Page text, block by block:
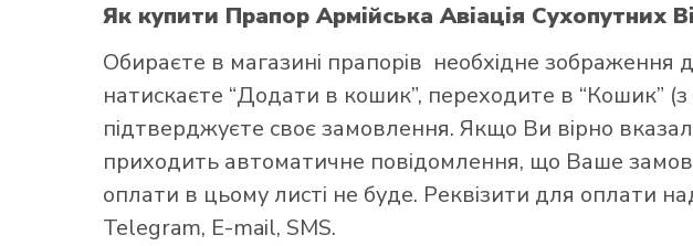
Як купити Прапор Армійська Авіація Сухопутних
Обираєте в магазині прапорів необхідне зображення
натискаєте “Додати в кошик”, переходите в “Кошик” (з
підтверджуєте своє замовлення. Якщо Ви вірно
приходить автоматичне повідомлення, що Ваше
оплати в цьому листі не буде. Реквізити для оплати
Telegram, E-mail, SMS.